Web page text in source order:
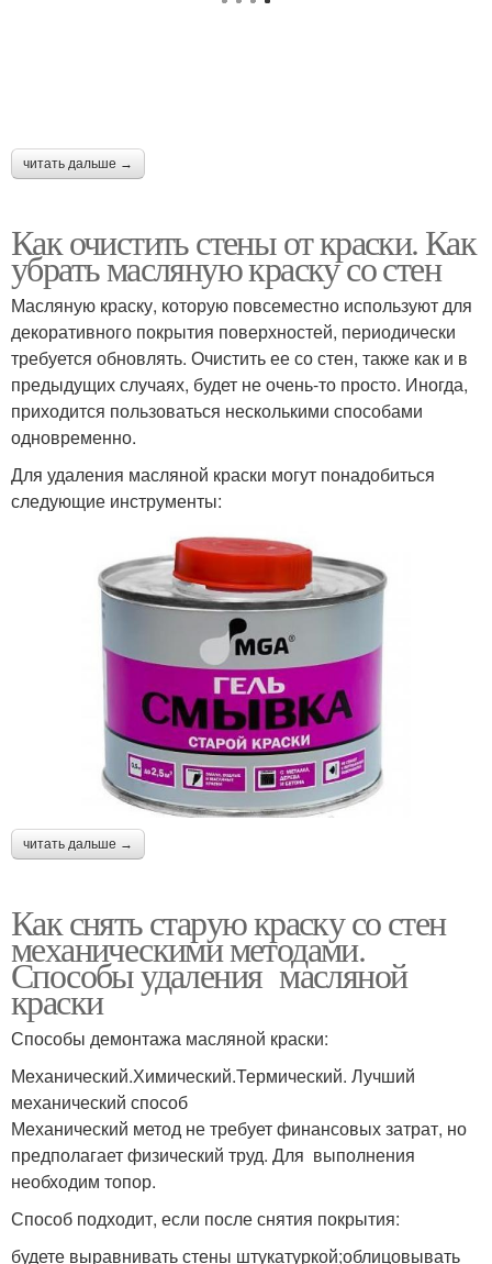
читать дальше →
Как очистить стены от краски. Как
убрать масляную краску со стен
Масляную краску, которую повсеместно используют для
декоративного покрытия поверхностей, периодически
требуется обновлять. Очистить ее со стен, также как и в
предыдущих случаях, будет не очень-то просто. Иногда,
приходится пользоваться несколькими способами
одновременно.
Для удаления масляной краски могут понадобиться
следующие инструменты:
читать дальше →
Как снять старую краску со стен
механическими методами.
Способы удаления масляной
краски
Способы демонтажа масляной краски:
Механический.Химический.Термический. Лучший
механический способ
Механический метод не требует финансовых затрат, но
предполагает физический труд. Для выполнения
необходим топор.
Способ подходит, если после снятия покрытия:
будете выравнивать стены штукатуркой;облицовывать